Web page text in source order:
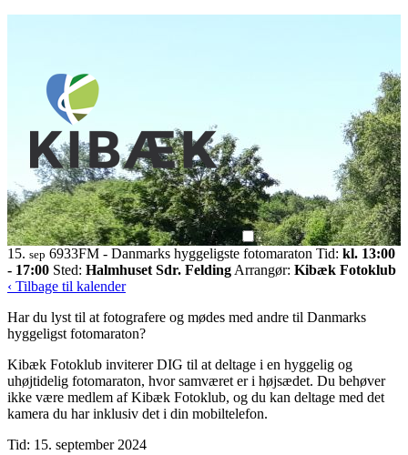
15. sep 6933FM - Danmarks hyggeligste fotomaraton Tid: kl. 13:00
- 17:00 Sted: Halmhuset Sdr. Felding Arrangør: Kibæk Fotoklub
‹ Tilbage til kalender
Har du lyst til at fotografere og mødes med andre til Danmarks
hyggeligst fotomaraton?
Kibæk Fotoklub inviterer DIG til at deltage i en hyggelig og
uhøjtidelig fotomaraton, hvor samværet er i højsædet. Du behøver
ikke være medlem af Kibæk Fotoklub, og du kan deltage med det
kamera du har inklusiv det i din mobiltelefon.
Tid: 15. september 2024